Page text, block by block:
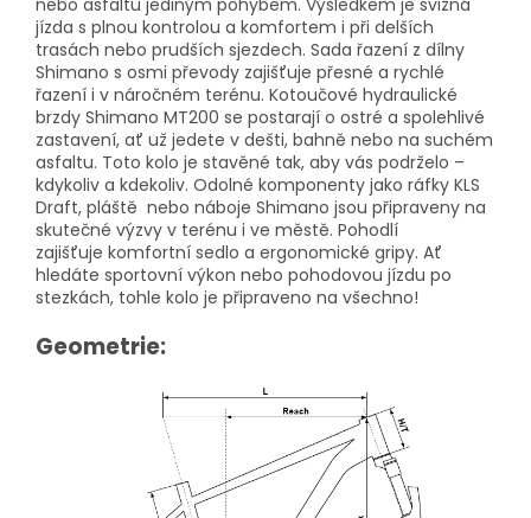
nebo asfaltu jediným pohybem. Výsledkem je svižná
jízda s plnou kontrolou a komfortem i při delších
trasách nebo prudších sjezdech. Sada řazení z dílny
Shimano s osmi převody zajišťuje přesné a rychlé
řazení i v náročném terénu. Kotoučové hydraulické
brzdy Shimano MT200 se postarají o ostré a spolehlivé
zastavení, ať už jedete v dešti, bahně nebo na suchém
asfaltu. Toto kolo je stavěné tak, aby vás podrželo –
kdykoliv a kdekoliv. Odolné komponenty jako ráfky KLS
Draft, pláště nebo náboje Shimano jsou připraveny na
skutečné výzvy v terénu i ve městě. Pohodlí
zajišťuje komfortní sedlo a ergonomické gripy. Ať
hledáte sportovní výkon nebo pohodovou jízdu po
stezkách, tohle kolo je připraveno na všechno!
Geometrie: